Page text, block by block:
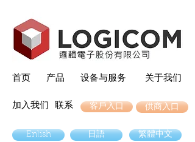
首页 产品
加入我们 联系
设备与服务
客戶入口
关于我们
供商入口
Enlish 日語 繁體中文